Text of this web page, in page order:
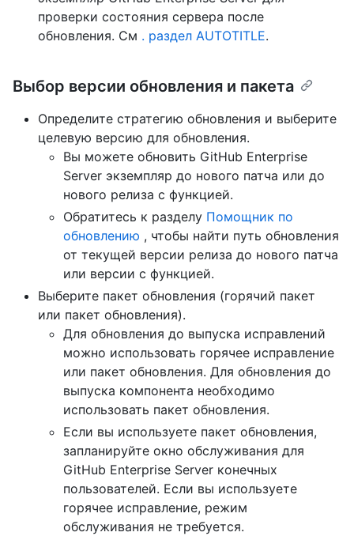
проверки состояния сервера после
обновления. См . раздел AUTOTITLE.
Выбор версии обновления и пакета
Определите стратегию обновления и выберите
целевую версию для обновления.
Вы можете обновить GitHub Enterprise
Server экземпляр до нового патча или до
нового релиза с функцией.
Обратитесь к разделу Помощник по
обновлению , чтобы найти путь обновления
от текущей версии релиза до нового патча
или версии с функцией.
Выберите пакет обновления (горячий пакет
или пакет обновления).
Для обновления до выпуска исправлений
можно использовать горячее исправление
или пакет обновления. Для обновления до
выпуска компонента необходимо
использовать пакет обновления.
Если вы используете пакет обновления,
запланируйте окно обслуживания для
GitHub Enterprise Server конечных
пользователей. Если вы используете
горячее исправление, режим
обслуживания не требуется.